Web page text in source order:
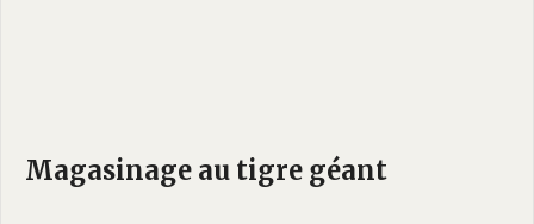
Magasinage au tigre géant